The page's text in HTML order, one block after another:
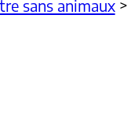
sans animaux>